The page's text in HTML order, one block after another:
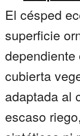
El césped
superficie
cubierta
adaptada al
escaso